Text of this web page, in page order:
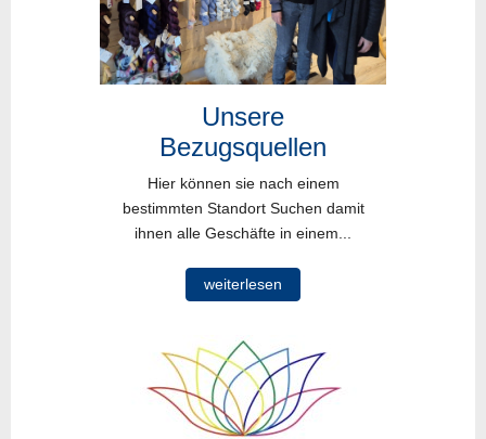
Unsere
Bezugsquellen
Hier können sie nach einem
bestimmten Standort Suchen damit
ihnen alle Geschäfte in einem...
weiterlesen